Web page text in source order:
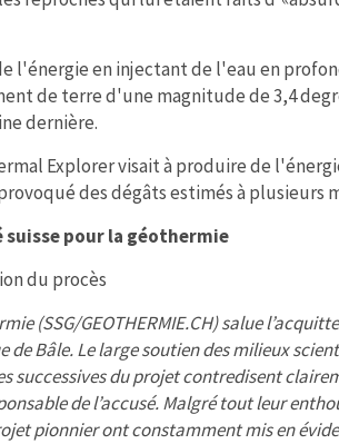
l'énergie en injectant de l'eau en
de terre d'une magnitude de 3,4
dernière.
Explorer visait à produire de
des dégâts estimés à plusieurs
suisse pour la géothermie
du procès
(SSG/GEOTHERMIE.CH) salue
de Bâle. Le large soutien des milieux
successives du projet contredisent
de l’accusé. Malgré tout leur
pionnier ont constamment mis en